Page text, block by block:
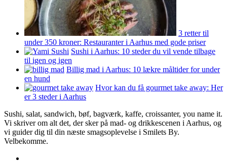
3 retter til
under 350 kroner: Restauranter i Aarhus med gode priser
Sushi i Aarhus: 10 steder du vil vende tilbage
til igen og igen
Billig mad i Aarhus: 10 lækre måltider for under
en hund
Hvor kan du få gourmet take away: Her
er 3 steder i Aarhus
Sushi, salat, sandwich, bøf, bagværk, kaffe, croissanter, you name it.
Vi skriver om alt det, der sker på mad- og drikkescenen i Aarhus, og
vi guider dig til din næste smagsoplevelse i Smilets By.
Velbekomme.